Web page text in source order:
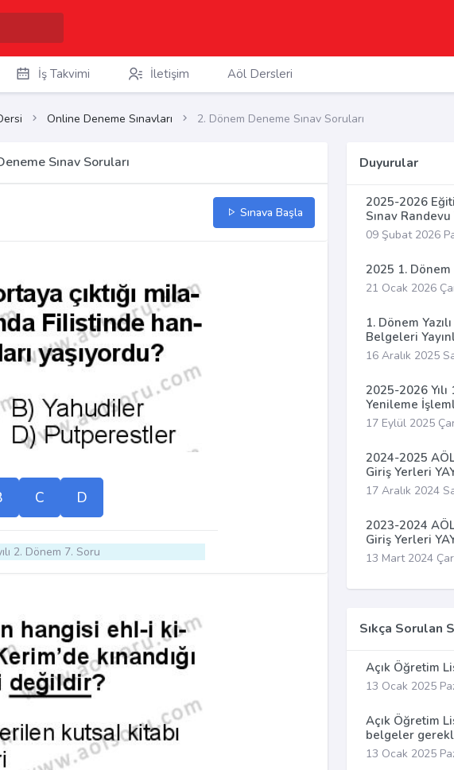
İş Takvimi İletişim Aöl Dersleri
Online Deneme Sınavları 2. Dönem Deneme Sınav Soruları
Sınav Soruları
Sınava Başla
C D
2. Dönem 7. Soru
Duyurular
2025-2026
Sınav
09 Şubat 2026
2025 1. Dönem
21 Ocak 2026
1. Dönem
Belgeleri
16 Aralık 2025
2025-2026 Yılı
Yenileme
17 Eylül 2025
2024-2025
Giriş Yerleri
17 Aralık 2024
2023-2024
Giriş Yerleri
13 Mart 2024
Sıkça Sorulan
Açık Öğretim
13 Ocak 2025
Açık Öğretim
belgeler
13 Ocak 2025